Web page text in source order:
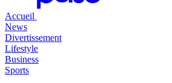
Accueil
News
Divertissement
Lifestyle
Business
Sports